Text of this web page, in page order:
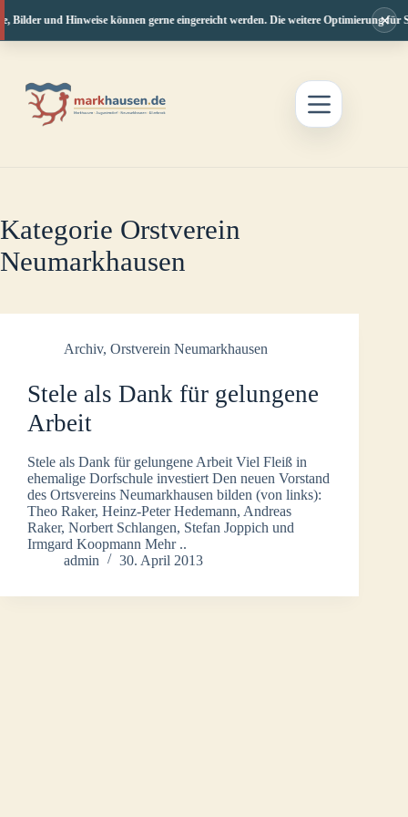
und Hinweise können gerne eingereicht werden. Die weitere Optimierung für
×
springen
Kategorie Orstverein
Neumarkhausen
Archiv, Orstverein Neumarkhausen
Stele als Dank für gelungene
Arbeit
Stele als Dank für gelungene Arbeit Viel Fleiß in
ehemalige Dorfschule investiert Den neuen Vorstand
des Ortsvereins Neumarkhausen bilden (von links):
Theo Raker, Heinz-Peter Hedemann, Andreas
Raker, Norbert Schlangen, Stefan Joppich und
Irmgard Koopmann Mehr ..
admin
30. April 2013